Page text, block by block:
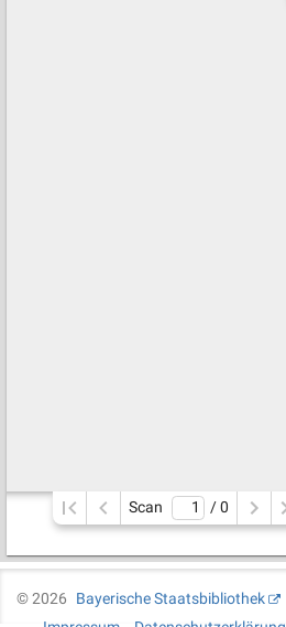
Scan / 0
©2026
Bayerische Staatsbibliothek